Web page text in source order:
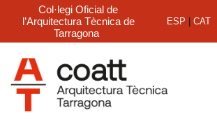
Col·legi Oficial de
l’Arquitectura Tècnica de
Tarragona
ESP CAT